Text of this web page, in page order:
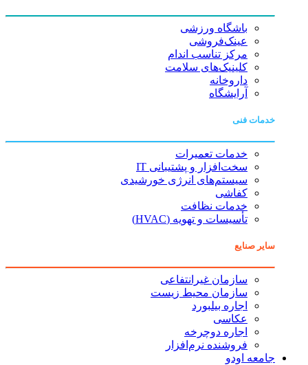
باشگاه ورزشی
عینک‌فروشی
مرکز تناسب اندام
کلینیک‌های سلامت
داروخانه
آرایشگاه
خدمات فنی
خدمات تعمیرات
سخت‌افزار و پشتیبانی IT
سیستم‌های انرژی خورشیدی
کفاشی
خدمات نظافت
تأسیسات و تهویه (HVAC)
سایر صنایع
سازمان غیرانتفاعی
سازمان محیط زیست
اجاره بیلبورد
عکاسی
اجاره دوچرخه
فروشنده نرم‌افزار
جامعه اودو